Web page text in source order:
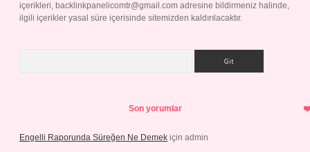
içerikleri, backlinkpanelicomtr@gmail.com adresine bildirmeniz halinde,
ilgili içerikler yasal süre içerisinde sitemizden kaldırılacaktır.
Son yorumlar
Engelli Raporunda Süreğen Ne Demek için admin